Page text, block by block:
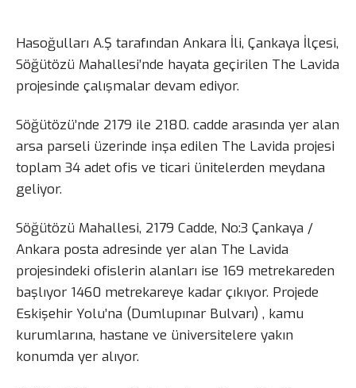
Hasoğulları A.Ş tarafından Ankara İli, Çankaya İlçesi,
Söğütözü Mahallesi’nde hayata geçirilen The Lavida
projesinde çalışmalar devam ediyor.
Söğütözü’nde 2179 ile 2180. cadde arasında yer alan
arsa parseli üzerinde inşa edilen The Lavida projesi
toplam 34 adet ofis ve ticari ünitelerden meydana
geliyor.
Söğütözü Mahallesi, 2179 Cadde, No:3 Çankaya /
Ankara posta adresinde yer alan The Lavida
projesindeki ofislerin alanları ise 169 metrekareden
başlıyor 1460 metrekareye kadar çıkıyor. Projede
Eskişehir Yolu’na (Dumlupınar Bulvarı) , kamu
kurumlarına, hastane ve üniversitelere yakın
konumda yer alıyor.